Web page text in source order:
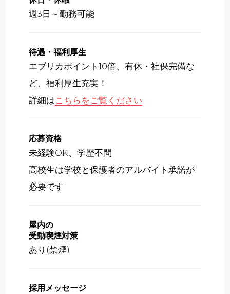
週3日～勤務可能
待遇・福利厚生
エブリカポイント10倍、有休・社保完備な
ど、福利厚生充実！
詳細はこちらをご覧ください
応募資格
未経験OK、学歴不問
高校生は学校と保護者のアルバイト承諾が
必要です
屋内の
受動喫煙対策
あり(禁煙)
採用メッセージ